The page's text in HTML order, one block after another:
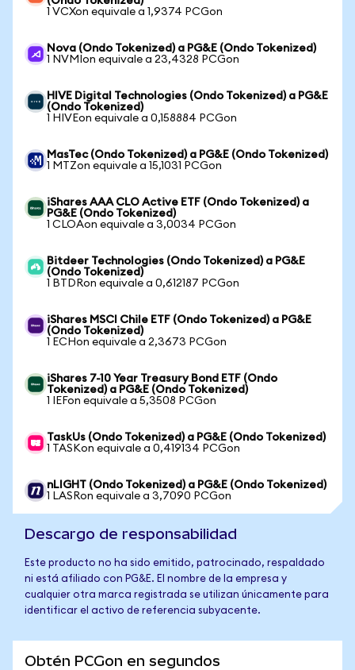
1 VCXon equivale a 1,9374 PCGon
Nova (Ondo Tokenized) a PG&E (Ondo Tokenized)
1 NVMIon equivale a 23,4328 PCGon
HIVE Digital Technologies (Ondo Tokenized) a PG&E
(Ondo Tokenized)
1 HIVEon equivale a 0,158884 PCGon
MasTec (Ondo Tokenized) a PG&E (Ondo Tokenized)
1 MTZon equivale a 15,1031 PCGon
iShares AAA CLO Active ETF (Ondo Tokenized) a
PG&E (Ondo Tokenized)
1 CLOAon equivale a 3,0034 PCGon
Bitdeer Technologies (Ondo Tokenized) a PG&E
(Ondo Tokenized)
1 BTDRon equivale a 0,612187 PCGon
iShares MSCI Chile ETF (Ondo Tokenized) a PG&E
(Ondo Tokenized)
1 ECHon equivale a 2,3673 PCGon
iShares 7-10 Year Treasury Bond ETF (Ondo
Tokenized) a PG&E (Ondo Tokenized)
1 IEFon equivale a 5,3508 PCGon
TaskUs (Ondo Tokenized) a PG&E (Ondo Tokenized)
1 TASKon equivale a 0,419134 PCGon
nLIGHT (Ondo Tokenized) a PG&E (Ondo Tokenized)
1 LASRon equivale a 3,7090 PCGon
Descargo de responsabilidad
Este producto no ha sido emitido, patrocinado, respaldado
ni está afiliado con PG&E. El nombre de la empresa y
cualquier otra marca registrada se utilizan únicamente para
identificar el activo de referencia subyacente.
Obtén PCGon en segundos